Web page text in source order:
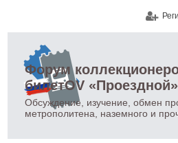
Форум
билетOV
Обсуждение, изучение, обмен
метрополитена, наземного и